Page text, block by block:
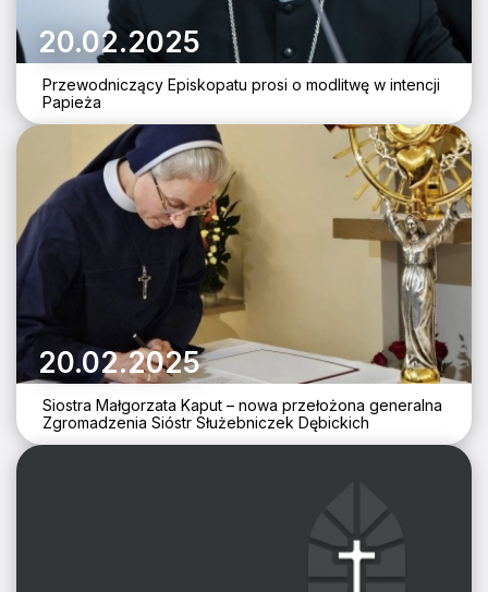
20.02.2025
Przewodniczący Episkopatu prosi o modlitwę w intencji
Papieża
20.02.2025
Siostra Małgorzata Kaput – nowa przełożona generalna
Zgromadzenia Sióstr Służebniczek Dębickich